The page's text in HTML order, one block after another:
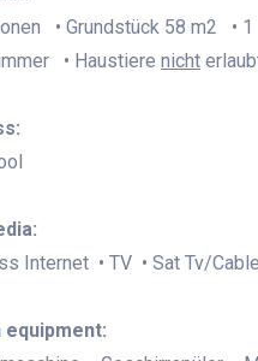
• Grundstück 58 m2 • 1
• Haustiere nicht
Internet • TV • Sat Tv/
equipment: